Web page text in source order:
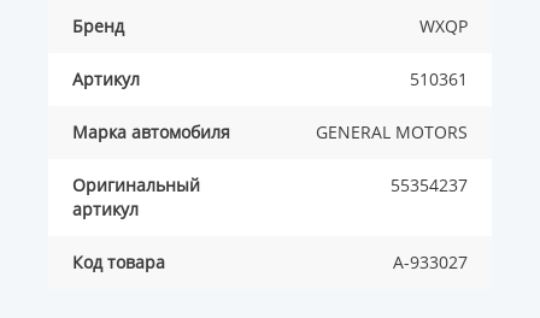
Бренд WXQP
Артикул 510361
Марка автомобиля GENERAL MOTORS
Оригинальный
артикул
55354237
Код товара A-933027